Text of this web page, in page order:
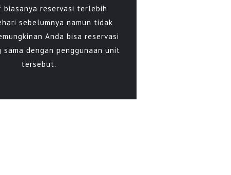
biasanya reservasi terlebih
sebelumnya namun tidak
Anda bisa reservasi
sama dengan penggunaan unit
tersebut.